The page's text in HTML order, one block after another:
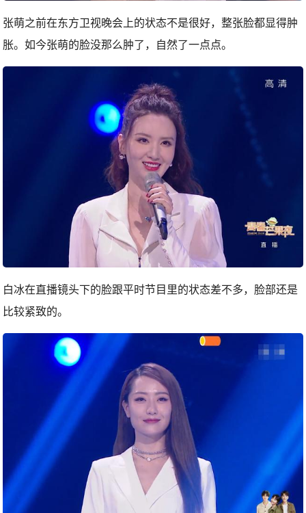
张萌之前在东方卫视晚会上的状态不是很好，整张脸都显得肿
胀。如今张萌的脸没那么肿了，自然了一点点。
白冰在直播镜头下的脸跟平时节目里的状态差不多，脸部还是
比较紧致的。